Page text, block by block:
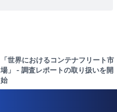
「世界におけるコンテナフリート市
場」 - 調査レポートの取り扱いを開
始